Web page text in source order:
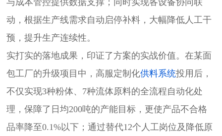
动，根据生产线需求自动启停补料，大幅降低人工干
预，提升生产连续性。
实打实的落地成果，印证了方案的实战价值。在某面
包工厂的升级项目中，高服定制化供料系统投用后，
不仅实现3种粉体、7种流体原料的全流程自动化处
理，保障了日均200吨的产能目标，更使产品不合格
品率降至0.1%以下；通过替代12个人工岗位及降低原